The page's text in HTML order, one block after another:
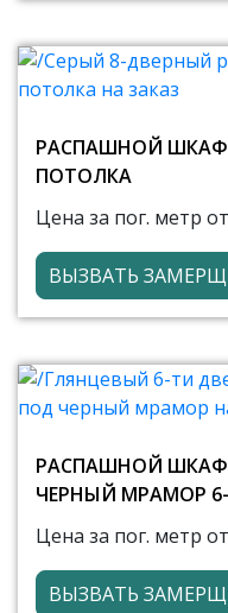
РАСПАШНОЙ ШКАФ
ПОТОЛКА
Цена за пог. метр от
ВЫЗВАТЬ
РАСПАШНОЙ ШКАФ
ЧЕРНЫЙ МРАМОР
Цена за пог. метр от
ВЫЗВАТЬ